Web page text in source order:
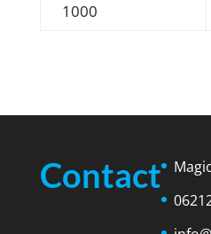
1000
Contact